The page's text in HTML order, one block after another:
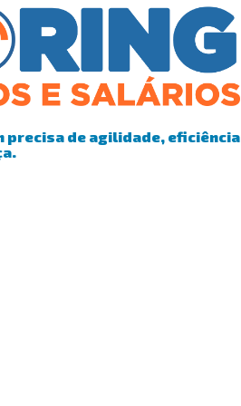
precisa de agilidade, eficiência